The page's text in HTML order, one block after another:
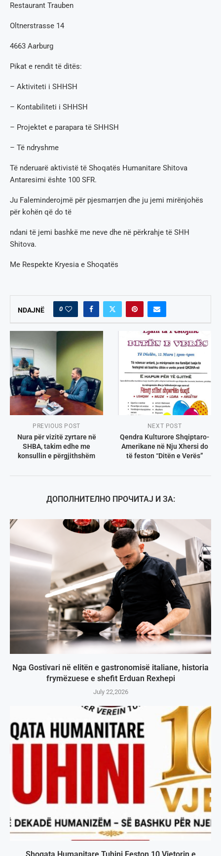
Restaurant Trauben
Oltnerstrasse 14
4663 Aarburg
Pikat e rendit të ditës:
– Aktiviteti i SHHSH
– Kontabiliteti i SHHSH
– Projektet e parapara të SHHSH
– Të ndryshme
Të nderuarë aktivistë të Shoqatës Humanitare Shitova
Antaresimi ështe 100 SFR.
Ju Faleminderojmë për pjesmarrjen dhe ju jemi mirënjohës
për kohën që do të
ndani të jemi bashkë me neve dhe në përkrahje të SHH
Shitova.
Me Respekte Kryesia e Shoqatës
NDAJNË 0
PREVIOUS POST
Nura për vizitë zyrtare në
SHBA, takim edhe me
konsullin e përgjithshëm
NEXT POST
Qendra Kulturore Shqiptaro-
Amerikane në Nju Xhersi do
të feston “Ditën e Verës”
ДОПОЛНИТЕЛНО ПРОЧИТАЈ И ЗА:
Nga Gostivari në elitën e gastronomisë italiane, historia
frymëzuese e shefit Erduan Rexhepi
July 22,2026
Shoqata Humanitare Tuhini Feston 10 Vjetorin e